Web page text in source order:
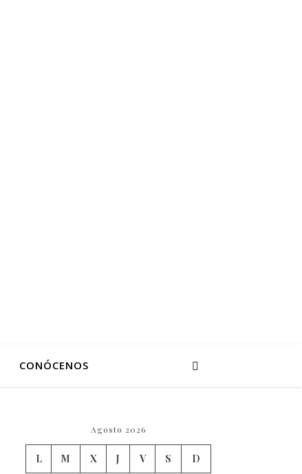
CONÓCENOS
Agosto 2026
L M X J V S
D